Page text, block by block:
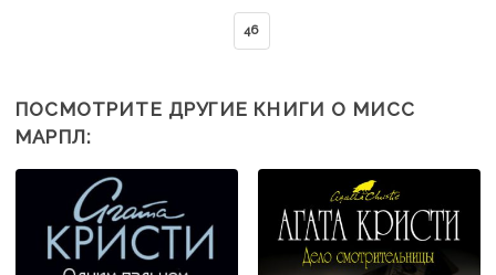
46
ПОСМОТРИТЕ ДРУГИЕ КНИГИ О МИСС
МАРПЛ: